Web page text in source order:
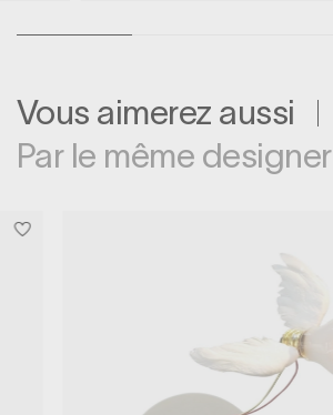
Vous aimerez aussi
Par le même designer